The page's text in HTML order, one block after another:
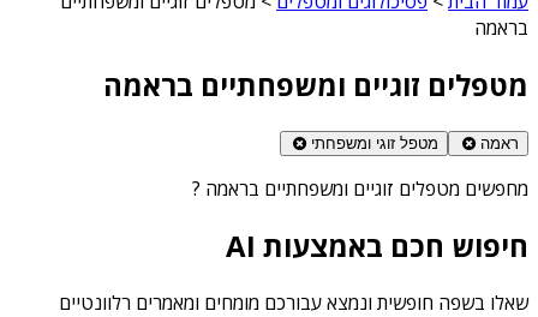
בראמה
מטפלים זוגיים ומשפחתיים בראמה
ראמה מטפל זוגי ומשפחתי
מחפשים מטפלים זוגיים ומשפחתיים בראמה ?
חיפוש חכם באמצעות AI
שאלו בשפה חופשית ונמצא עבורכם מומחים ומאמרים רלוונטיים